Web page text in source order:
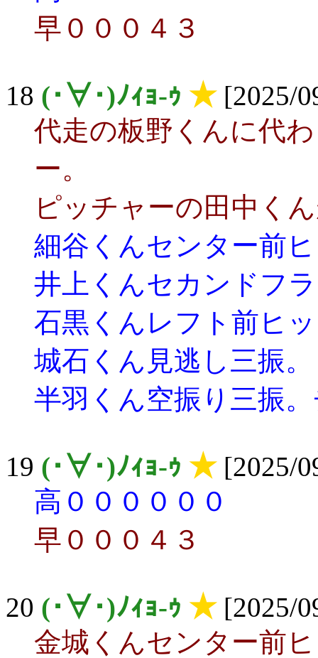
早０００４３
18 (･∀･)ﾉｨｮ-ｩ ★[2025/
代走の板野くんに代
ー。
ピッチャーの田中く
細谷くんセンター前
井上くんセカンドフ
石黒くんレフト前ヒ
城石くん見逃し三振
半羽くん空振り三振
19 (･∀･)ﾉｨｮ-ｩ ★[2025/
高００００００
早０００４３
20 (･∀･)ﾉｨｮ-ｩ ★[2025/
金城くんセンター前